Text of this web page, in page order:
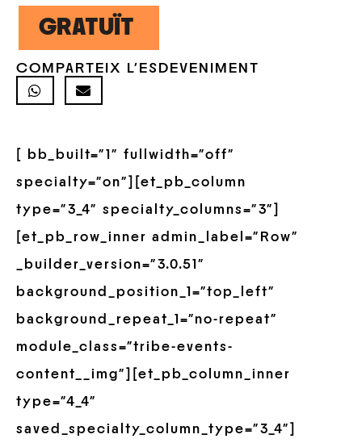
GRATUÏT
COMPARTEIX L'ESDEVENIMENT
[ bb_built=”1″ fullwidth=”off”
specialty=”on”][et_pb_column
type=”3_4″ specialty_columns=”3″]
[et_pb_row_inner admin_label=”Row”
_builder_version=”3.0.51″
background_position_1=”top_left”
background_repeat_1=”no-repeat”
module_class=”tribe-events-
content__img”][et_pb_column_inner
type=”4_4″
saved_specialty_column_type=”3_4″]